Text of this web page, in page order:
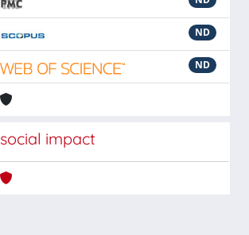
ND
ND
social impact